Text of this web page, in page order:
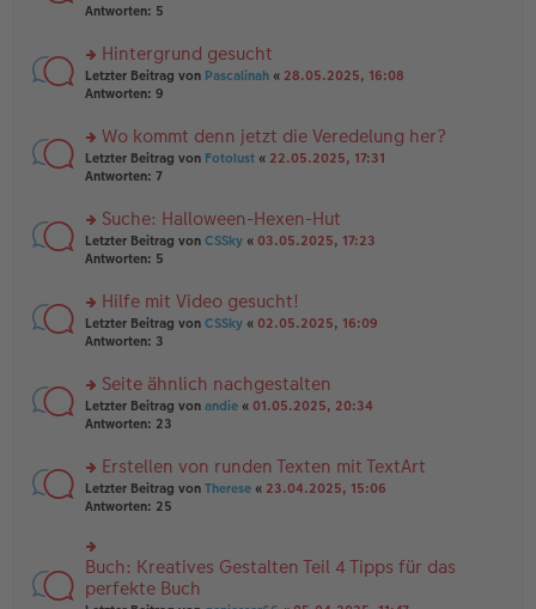
g
er
tr
a
g
el
e
n
er
tr
a
g
te
n
g
el
e
n
er
tr
a
g
Antworten: 5
rs
te
n
g
el
e
n
er
tr
a
g
Hintergrund gesucht
Letzter Beitrag von Pascalinah « 28.05.2025, 16:08
Antworten: 9
rs
te
n
g
el
e
n
er
tr
a
g
Wo kommt denn jetzt die Veredelung her?
Letzter Beitrag von Fotolust « 22.05.2025, 17:31
Antworten: 7
rs
te
n
g
el
e
n
er
tr
a
g
Suche: Halloween-Hexen-Hut
Letzter Beitrag von CSSky « 03.05.2025, 17:23
Antworten: 5
rs
te
n
g
el
e
n
er
tr
a
g
Hilfe mit Video gesucht!
Letzter Beitrag von CSSky « 02.05.2025, 16:09
Antworten: 3
rs
te
n
g
el
e
n
er
B
Seite ähnlich nachgestalten
Letzter Beitrag von andie « 01.05.2025, 20:34
Antworten: 23
rs
te
u
n
g
el
Erstellen von runden Texten mit TextArt
Letzter Beitrag von Therese « 23.04.2025, 15:06
Antworten: 25
rs
te
r
Buch: Kreatives Gestalten Teil 4 Tipps für das
perfekte Buch